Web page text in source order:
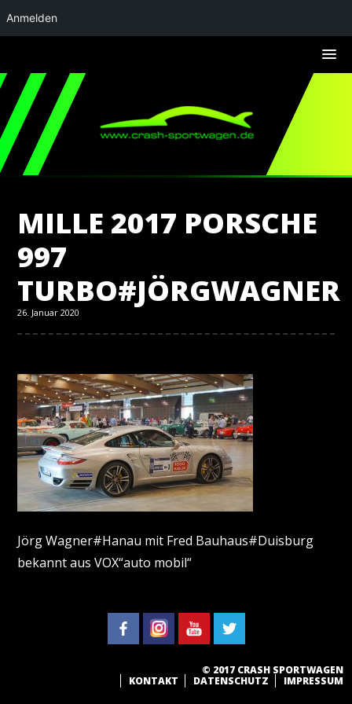
MILLE 2017 PORSCHE
997
TURBO#JÖRGWAGNER
26. Januar 2020
Jörg Wagner#Hanau mit Fred Bauhaus#Duisburg
bekannt aus VOX“auto mobil“
© 2017 CRASH SPORTWAGEN
KONTAKT
DATENSCHUTZ IMPRESSUM
Anmelden